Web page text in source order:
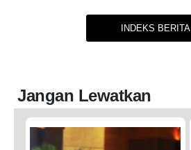
INDEKS BERITA
Jangan Lewatkan